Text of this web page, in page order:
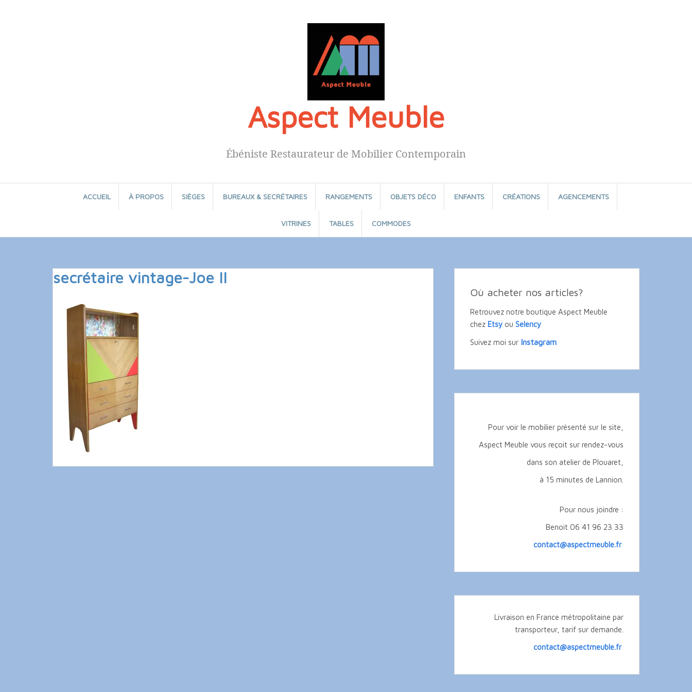
Aspect Meuble
Ébéniste Restaurateur de Mobilier Contemporain
ACCUEIL À PROPOS SIÈGES BUREAUX & SECRÉTAIRES RANGEMENTS OBJETS DÉCO ENFANTS CRÉATIONS AGENCEMENTS
VITRINES TABLES COMMODES
secrétaire vintage-Joe II
Où acheter nos articles?
Retrouvez notre boutique Aspect Meuble
chez Etsy ou Selency
Suivez moi sur Instagram
Pour voir le mobilier présenté sur le site,
Aspect Meuble vous reçoit sur rendez-vous
dans son atelier de Plouaret,
à 15 minutes de Lannion.
Pour nous joindre :
Benoit 06 41 96 23 33
contact@aspectmeuble.fr
Livraison en France métropolitaine par
transporteur, tarif sur demande.
contact@aspectmeuble.fr